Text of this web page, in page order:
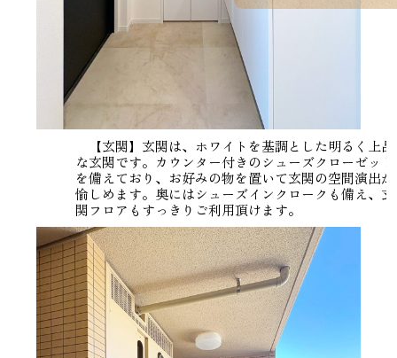
【玄関】玄関は、ホワイトを基調とした明るく上品
な玄関です。カウンター付きのシューズクローゼット
を備えており、お好みの物を置いて玄関の空間演出が
愉しめます。奥にはシューズインクロークも備え、玄
関フロアもすっきりご利用頂けます。